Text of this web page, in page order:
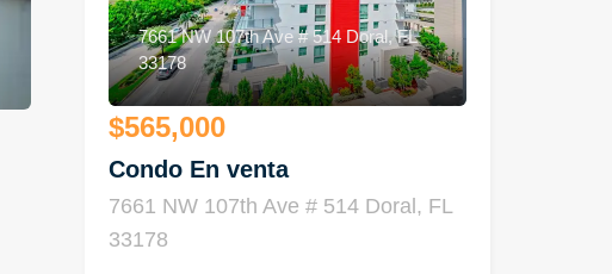
7661 NW 107th Ave # 514 Doral, FL
33178
$565,000
Condo En venta
7661 NW 107th Ave # 514 Doral, FL
33178